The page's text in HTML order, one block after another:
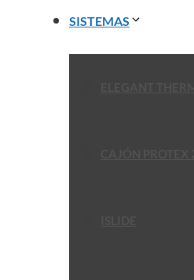
SISTEMAS